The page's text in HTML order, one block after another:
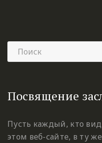
Посвящение
Пусть каждый, кто
этом веб-сайте, в ту